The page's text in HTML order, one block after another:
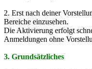
2. Erst nach deiner
Bereiche einzusehen.
Die Aktivierung erfolgt
Anmeldungen ohne
3. Grundsätzliches